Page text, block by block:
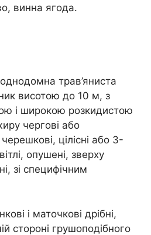
винна ягода.
трав’яниста
висотою до 10 м, з
і широкою розкидистою
чергові або
цілісні або 3-
опушені, зверху
зі специфічним
і маточкові дрібні,
стороні грушоподібного